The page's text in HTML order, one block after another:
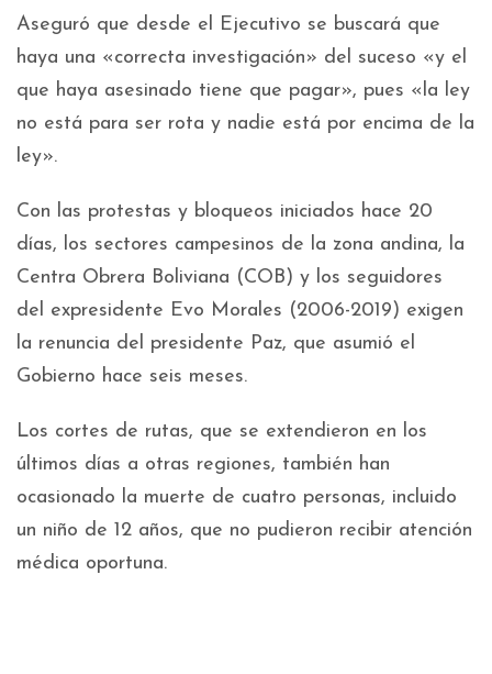
Aseguró que desde el Ejecutivo se buscará que
haya una «correcta investigación» del suceso «y el
que haya asesinado tiene que pagar», pues «la ley
no está para ser rota y nadie está por encima de la
ley».
Con las protestas y bloqueos iniciados hace 20
días, los sectores campesinos de la zona andina, la
Centra Obrera Boliviana (COB) y los seguidores
del expresidente Evo Morales (2006-2019) exigen
la renuncia del presidente Paz, que asumió el
Gobierno hace seis meses.
Los cortes de rutas, que se extendieron en los
últimos días a otras regiones, también han
ocasionado la muerte de cuatro personas, incluido
un niño de 12 años, que no pudieron recibir atención
médica oportuna.